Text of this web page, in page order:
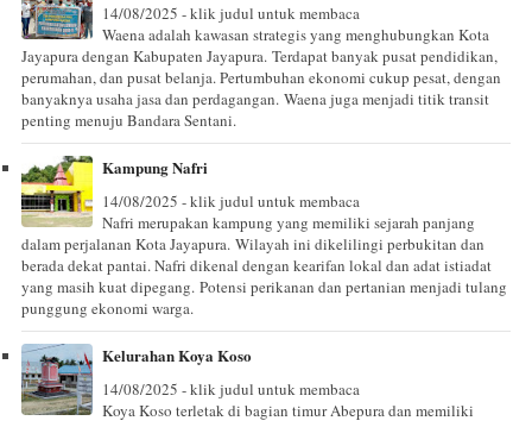
14/08/2025 - klik judul untuk membaca
Waena adalah kawasan strategis yang menghubungkan Kota
Jayapura dengan Kabupaten Jayapura. Terdapat banyak pusat pendidikan,
perumahan, dan pusat belanja. Pertumbuhan ekonomi cukup pesat, dengan
banyaknya usaha jasa dan perdagangan. Waena juga menjadi titik transit
penting menuju Bandara Sentani.
Kampung Nafri
14/08/2025 - klik judul untuk membaca
Nafri merupakan kampung yang memiliki sejarah panjang
dalam perjalanan Kota Jayapura. Wilayah ini dikelilingi perbukitan dan
berada dekat pantai. Nafri dikenal dengan kearifan lokal dan adat istiadat
yang masih kuat dipegang. Potensi perikanan dan pertanian menjadi tulang
punggung ekonomi warga.
Kelurahan Koya Koso
14/08/2025 - klik judul untuk membaca
Koya Koso terletak di bagian timur Abepura dan memiliki